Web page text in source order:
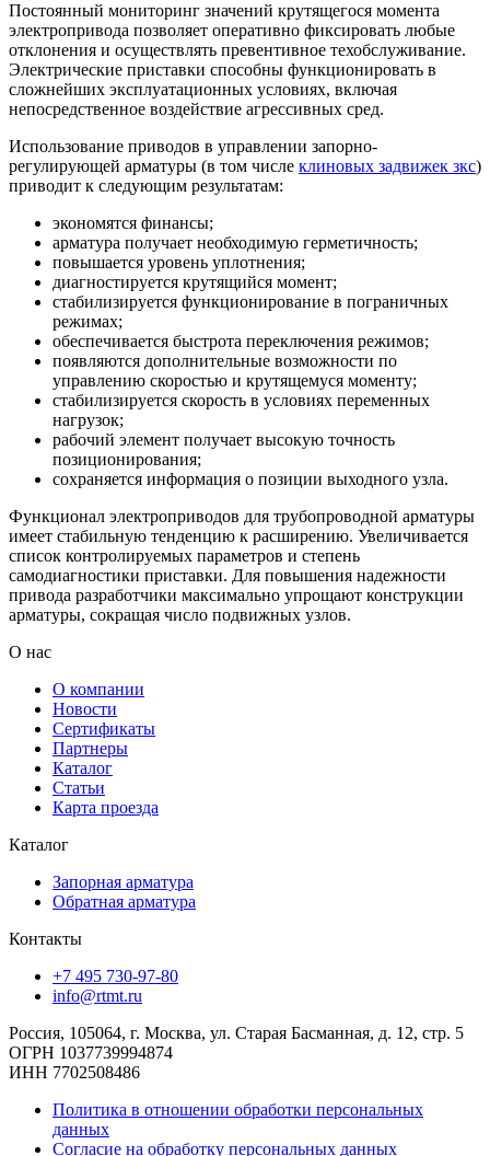
Постоянный мониторинг значений крутящегося момента
электропривода позволяет оперативно фиксировать любые
отклонения и осуществлять превентивное техобслуживание.
Электрические приставки способны функционировать в
сложнейших эксплуатационных условиях, включая
непосредственное воздействие агрессивных сред.
Использование приводов в управлении запорно-
регулирующей арматуры (в том числе клиновых задвижек зкс)
приводит к следующим результатам:
экономятся финансы;
арматура получает необходимую герметичность;
повышается уровень уплотнения;
диагностируется крутящийся момент;
стабилизируется функционирование в пограничных
режимах;
обеспечивается быстрота переключения режимов;
появляются дополнительные возможности по
управлению скоростью и крутящемуся моменту;
стабилизируется скорость в условиях переменных
нагрузок;
рабочий элемент получает высокую точность
позиционирования;
сохраняется информация о позиции выходного узла.
Функционал электроприводов для трубопроводной арматуры
имеет стабильную тенденцию к расширению. Увеличивается
список контролируемых параметров и степень
самодиагностики приставки. Для повышения надежности
привода разработчики максимально упрощают конструкции
арматуры, сокращая число подвижных узлов.
О нас
О компании
Новости
Сертификаты
Партнеры
Каталог
Статьи
Карта проезда
Каталог
Запорная арматура
Обратная арматура
Контакты
+7 495 730-97-80
info@rtmt.ru
Россия, 105064, г. Москва, ул. Старая Басманная, д. 12, стр. 5
ОГРН 1037739994874
ИНН 7702508486
Политика в отношении обработки персональных
данных
Согласие на обработку персональных данных